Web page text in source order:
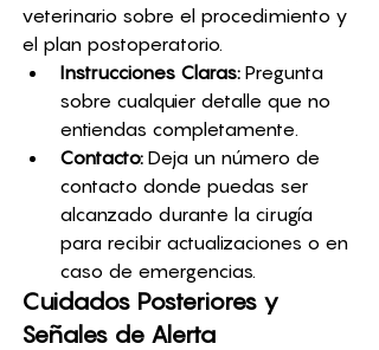
veterinario sobre el procedimiento y
el plan postoperatorio.
Instrucciones Claras: Pregunta
sobre cualquier detalle que no
entiendas completamente.
Contacto: Deja un número de
contacto donde puedas ser
alcanzado durante la cirugía
para recibir actualizaciones o en
caso de emergencias.
Cuidados Posteriores y
Señales de Alerta